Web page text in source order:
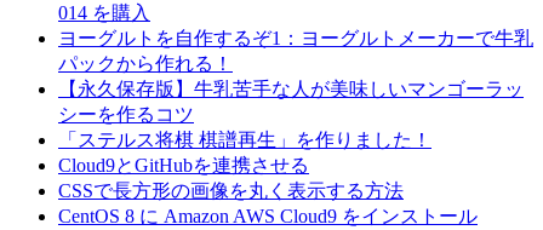
014 を購入
ヨーグルトを自作するぞ1：ヨーグルトメーカーで牛乳
パックから作れる！
【永久保存版】牛乳苦手な人が美味しいマンゴーラッ
シーを作るコツ
「ステルス将棋 棋譜再生」を作りました！
Cloud9とGitHubを連携させる
CSSで長方形の画像を丸く表示する方法
CentOS 8 に Amazon AWS Cloud9 をインストール